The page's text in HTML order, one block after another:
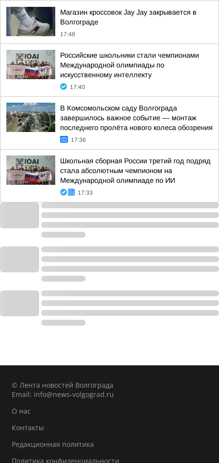
Магазин кроссовок Jay Jay закрывается в
Волгограде
17:48
Российские школьники стали чемпионами
Международной олимпиады по
искусственному интеллекту
17:40
В Комсомольском саду Волгограда
завершилось важное событие — монтаж
последнего пролёта нового колеса обозрения
17:36
Школьная сборная России третий год подряд
стала абсолютным чемпионом на
Международной олимпиаде по ИИ
17:33
© Лента новостей Волгограда
Email: info@news-volgograd.ru
О нас
Контакты
Редакционная политика
Политика конфиденциальности